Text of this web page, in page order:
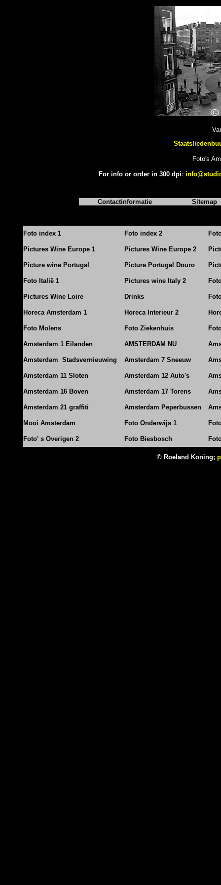
Foto's
For info or order in 300 dpi:
Contactinformatie Sitemap
Foto index 1 Foto index 2
Pictures Wine Europe 1 Pictures Wine Europe 2
Picture wine Portugal Picture Portugal Douro
Foto Italië 1 Pictures wine Italy 2
Pictures Wine Loire Drinks
Horeca Amsterdam 1 Horeca Interieur 2
Foto Molens Foto Ziekenhuis
Amsterdam 1 Eilanden AMSTERDAM NU
Amsterdam Stadsvernieuwing Amsterdam 7 Sneeuw
Amsterdam 11 Sloten Amsterdam 12 Auto's
Amsterdam 16 Boven Amsterdam 17 Torens
Amsterdam 21 graffiti Amsterdam Peperbussen
Mooi Amsterdam Foto Onderwijs 1
Foto' s Overigen 2 Foto Biesbosch
© Roeland Koning;